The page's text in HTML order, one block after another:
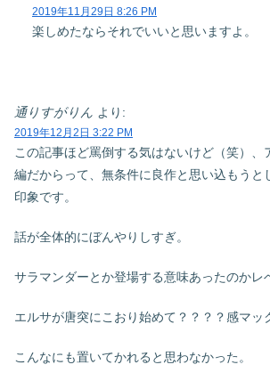
2019年11月29日 8:26 PM
楽しめたならそれでいいと思いますよ。
通りすがりん より:
2019年12月2日 3:22 PM
この記事ほど罵倒する気はないけど（笑）、
編だからって、無条件に良作と思い込もうと
印象です。
話が全体的にぼんやりしすぎ。
サラマンダーとか登場する意味あったのかレ
エルサが唐突にこおり始めて？？？？感マッ
こんなにも置いてかれると思わなかった。